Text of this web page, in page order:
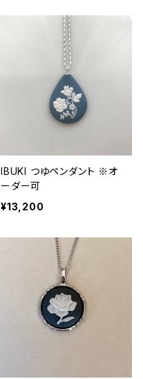
IBUKI つゆペンダント ※オ
ーダー可
¥13,200